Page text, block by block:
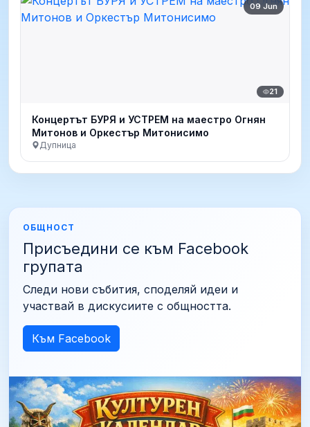
09 Jun
21
Концертът БУРЯ и УСТРЕМ на маестро Огнян
Митонов и Оркестър Митонисимо
Дупница
ОБЩНОСТ
Присъедини се към Facebook
групата
Следи нови събития, споделяй идеи и
участвай в дискусиите с общността.
Към Facebook